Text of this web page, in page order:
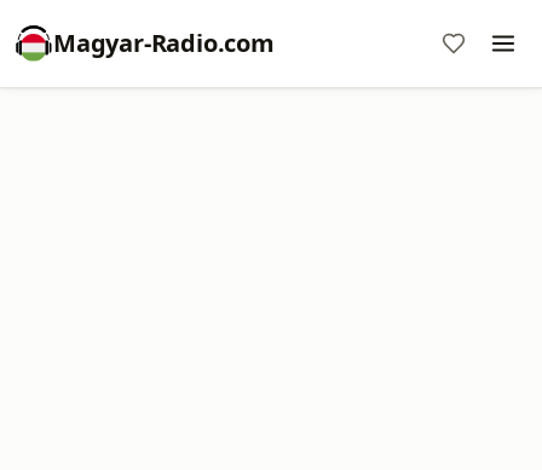
Magyar-Radio.com